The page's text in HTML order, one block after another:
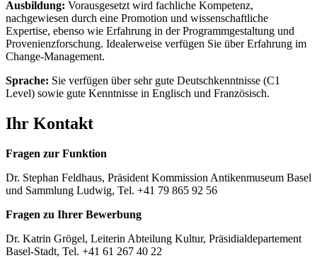
Ausbildung: Vorausgesetzt wird fachliche Kompetenz,
nachgewiesen durch eine Promotion und wissenschaftliche
Expertise, ebenso wie Erfahrung in der Programmgestaltung und
Provenienzforschung. Idealerweise verfügen Sie über Erfahrung im
Change-Management.
Sprache: Sie verfügen über sehr gute Deutschkenntnisse (C1
Level) sowie gute Kenntnisse in Englisch und Französisch.
Ihr Kontakt
Fragen zur Funktion
Dr. Stephan Feldhaus, Präsident Kommission Antikenmuseum Basel
und Sammlung Ludwig, Tel. +41 79 865 92 56
Fragen zu Ihrer Bewerbung
Dr. Katrin Grögel, Leiterin Abteilung Kultur, Präsidialdepartement
Basel-Stadt, Tel. +41 61 267 40 22